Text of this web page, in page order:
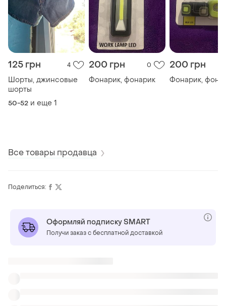
125 грн 4
Шорты, джинсовые
шорты
50-52 и еще 1
200 грн 0
Фонарик, фонарик
200 грн
Фонарик,
Все товары продавца
Поделиться:
Оформляй подписку SMART
Получи заказ с бесплатной доставкой